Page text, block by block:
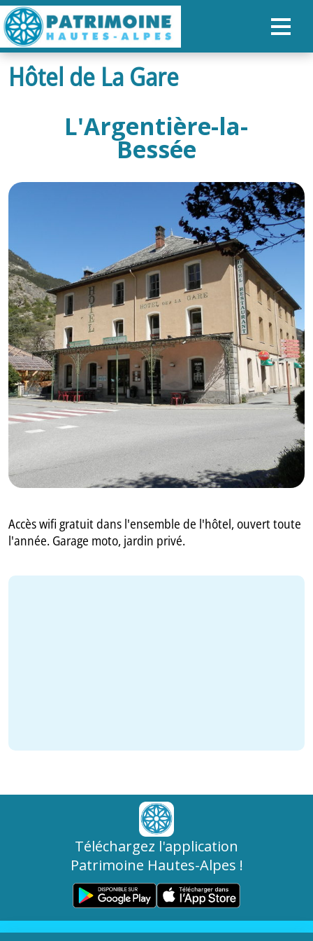
ACCUEIL
NOS PARCOURS
RECHERCHER
FR
GB
IT
Hôtel de La Gare
L'Argentière-la-
Bessée
Accès wifi gratuit dans l'ensemble de l'hôtel, ouvert toute
l'année. Garage moto, jardin privé.
Téléchargez l'application
Patrimoine Hautes-Alpes !